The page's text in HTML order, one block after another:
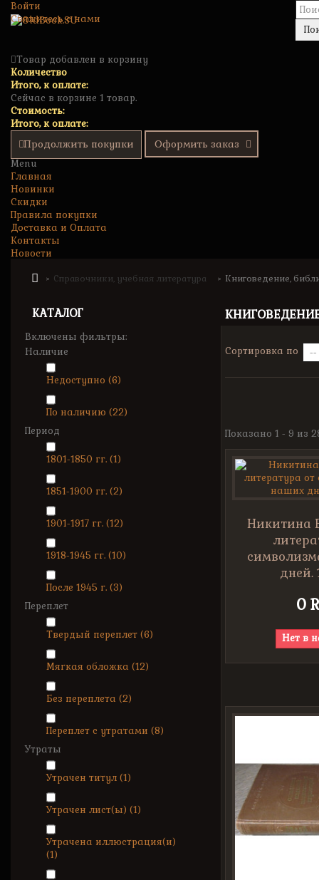
Войти
Свяжитесь с нами
Товар добавлен в корзину
Количество
Итого, к оплате:
Сейчас в корзине 1 товар.
Стоимость:
Итого, к оплате:
Продолжить покупки Оформить заказ
Menu
Главная
Новинки
Скидки
Правила покупки
Доставка и Оплата
Контакты
Новости
> Справочники, учебная литература > Книговедение,
КАТАЛОГ
Включены фильтры:
Наличие
Недоступно (6)
По наличию (22)
Период
1801-1850 гг. (1)
1851-1900 гг. (2)
1901-1917 гг. (12)
1918-1945 гг. (10)
После 1945 г. (3)
Переплет
Твердый переплет (6)
Мягкая обложка (12)
Без переплета (2)
Переплет с утратами (8)
Утраты
Утрачен титул (1)
Утрачен лист(ы) (1)
Утрачена иллюстрация(и)
(1)
Сортировка по
Показано 1 - 9 из
Никитина
дней.
0
Нет в